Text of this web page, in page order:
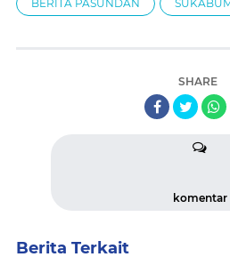
BERITA PASUNDAN
SHARE
komentar
Berita Terkait